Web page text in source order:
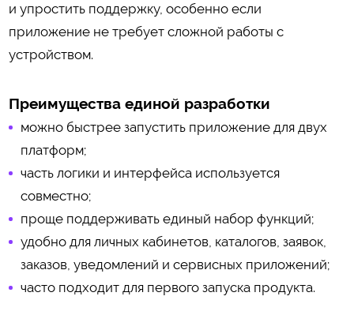
и упростить поддержку, особенно если
приложение не требует сложной работы с
устройством.
Преимущества единой разработки
можно быстрее запустить приложение для двух
платформ;
часть логики и интерфейса используется
совместно;
проще поддерживать единый набор функций;
удобно для личных кабинетов, каталогов, заявок,
заказов, уведомлений и сервисных приложений;
часто подходит для первого запуска продукта.